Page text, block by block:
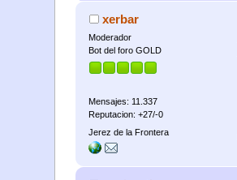
xerbar
Moderador
Bot del foro GOLD
Mensajes: 11.337
Reputacion: +27/-0
Jerez de la Frontera